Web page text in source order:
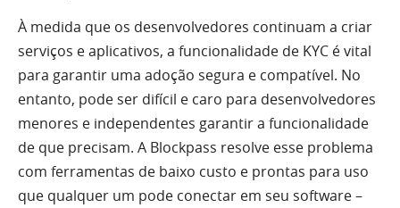
À medida que os desenvolvedores continuam a criar
serviços e aplicativos, a funcionalidade de KYC é vital
para garantir uma adoção segura e compatível. No
entanto, pode ser difícil e caro para desenvolvedores
menores e independentes garantir a funcionalidade
de que precisam. A Blockpass resolve esse problema
com ferramentas de baixo custo e prontas para uso
que qualquer um pode conectar em seu software –